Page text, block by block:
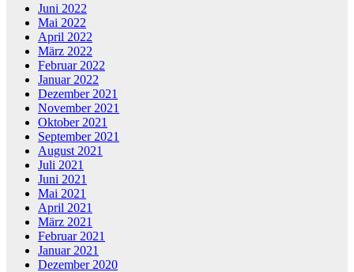
Juni 2022
Mai 2022
April 2022
März 2022
Februar 2022
Januar 2022
Dezember 2021
November 2021
Oktober 2021
September 2021
August 2021
Juli 2021
Juni 2021
Mai 2021
April 2021
März 2021
Februar 2021
Januar 2021
Dezember 2020